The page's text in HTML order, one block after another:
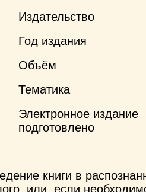
Издательство
Год издания
Объём
Тематика
Электронное издание
подготовлено
книги в
или, если